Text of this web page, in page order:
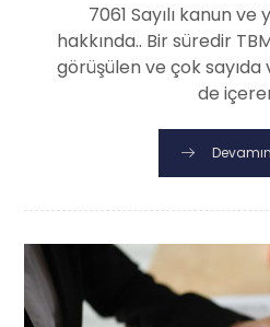
7061 Sayılı kanun
hakkında.. Bir süredir
görüşülen ve çok
de